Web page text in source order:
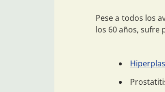
Pese a todos los
los 60 años, sufre